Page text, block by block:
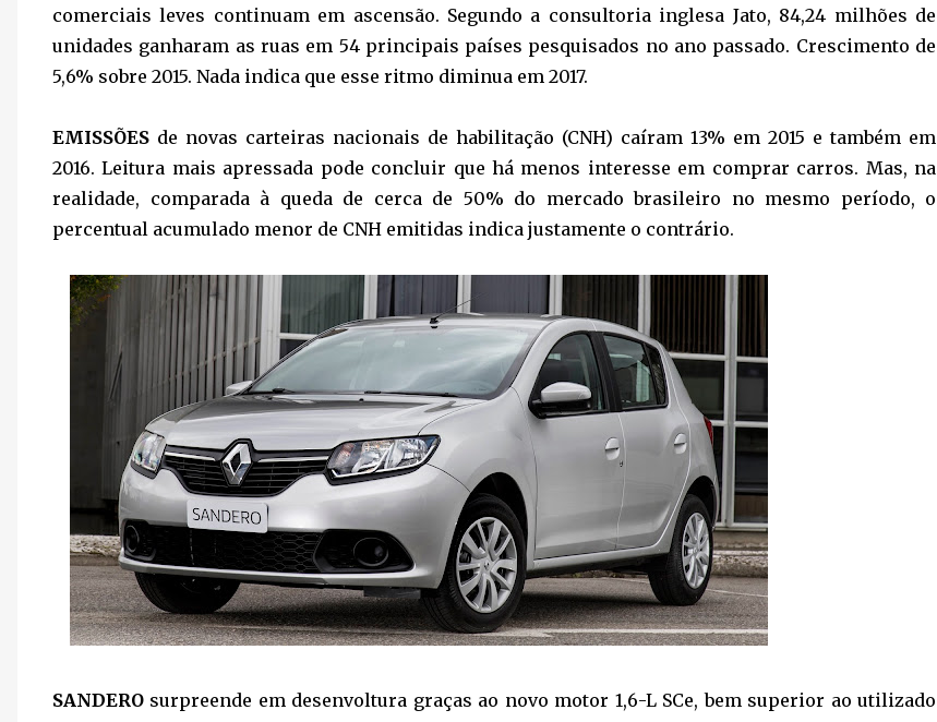
comerciais leves continuam em ascensão. Segundo a consultoria inglesa Jato, 84,24 milhões de
unidades ganharam as ruas em 54 principais países pesquisados no ano passado. Crescimento de
5,6% sobre 2015. Nada indica que esse ritmo diminua em 2017.
EMISSÕES de novas carteiras nacionais de habilitação (CNH) caíram 13% em 2015 e também em
2016. Leitura mais apressada pode concluir que há menos interesse em comprar carros. Mas, na
realidade, comparada à queda de cerca de 50% do mercado brasileiro no mesmo período, o
percentual acumulado menor de CNH emitidas indica justamente o contrário.
SANDERO surpreende em desenvoltura graças ao novo motor 1,6-L SCe, bem superior ao utilizado